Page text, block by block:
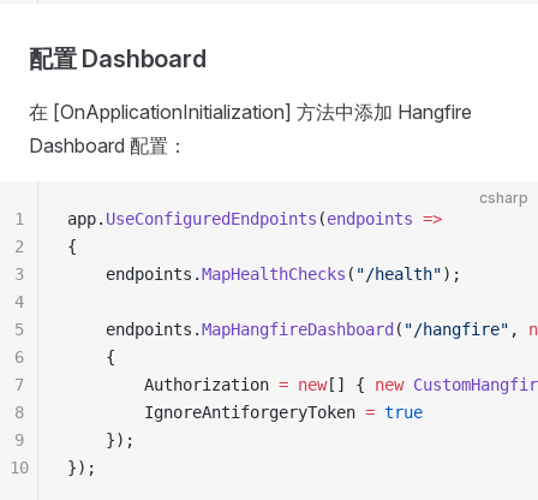
配置 Dashboard
在 [OnApplicationInitialization] 方法中添加 Hangfire
Dashboard 配置：
csharp
app. UseConfiguredEndpoints (endpoints =>
{
    endpoints.
MapHealthChecks ( "/health");
    endpoints.
MapHangfireDashboard ( "/hangfire" ,
    {
        Authorization
= new[] { new
        IgnoreAntiforgeryToken
= true
    });
});
1
2
3
4
5
6
7
8
9
10